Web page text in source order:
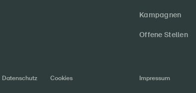
Kampagnen
Offene Stellen
Datenschutz Cookies Impressum